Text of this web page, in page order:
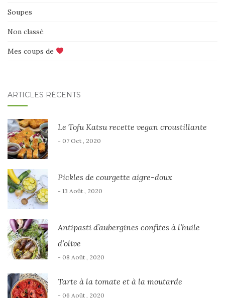
Soupes
Non classé
Mes coups de
ARTICLES RÉCENTS
Le Tofu Katsu recette vegan croustillante
- 07 Oct , 2020
Pickles de courgette aigre-doux
- 13 Août , 2020
Antipasti d’aubergines confites à l’huile
d’olive
- 08 Août , 2020
Tarte à la tomate et à la moutarde
- 06 Août , 2020